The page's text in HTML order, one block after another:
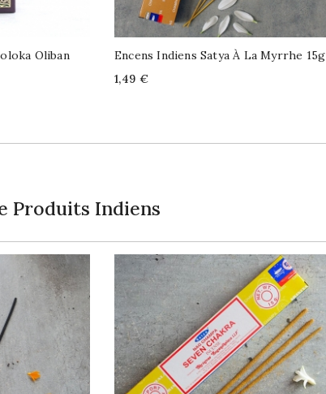
Oliban
Encens Indiens Satya À La Myrrhe 15g
Price
1,49 €
Produits Indiens